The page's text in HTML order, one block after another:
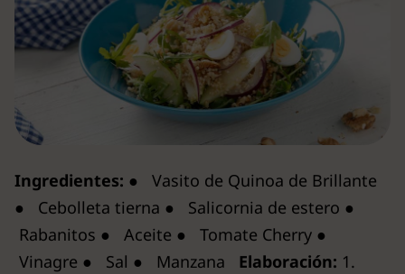
Ingredientes: ● Vasito de Quinoa de Brillante
● Cebolleta tierna ● Salicornia de estero ●
Rabanitos ● Aceite ● Tomate Cherry ●
Vinagre ● Sal ● Manzana Elaboración: 1.